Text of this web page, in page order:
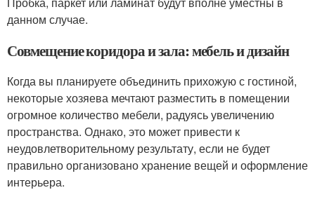
данном случае.
Совмещение коридора и зала: мебель и дизайн
Когда вы планируете объединить прихожую с гостиной,
некоторые хозяева мечтают разместить в помещении
огромное количество мебели, радуясь увеличению
пространства. Однако, это может привести к
неудовлетворительному результату, если не будет
правильно организовано хранение вещей и оформление
интерьера.